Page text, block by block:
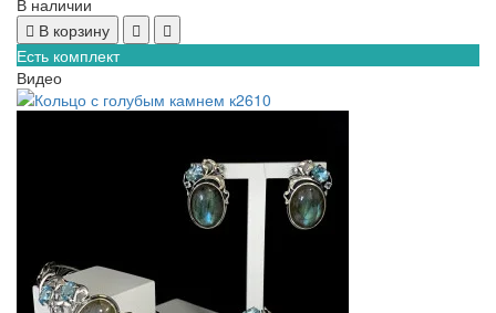
В корзину
Есть комплект
Видео